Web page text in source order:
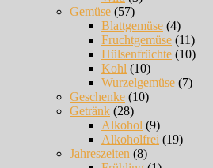
Gemüse (57)
Blattgemüse (4)
Fruchtgemüse (11)
Hülsenfrüchte (10)
Kohl (10)
Wurzelgemüse (7)
Geschenke (10)
Getränk (28)
Alkohol (9)
Alkoholfrei (19)
Jahreszeiten (8)